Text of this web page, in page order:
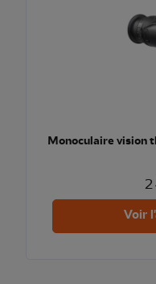
Monoculaire vision
Voir